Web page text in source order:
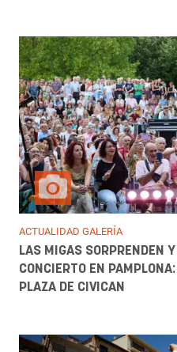
ACTUALIDAD GALERÍA
LAS MIGAS SORPRENDEN
CONCIERTO EN
PLAZA DE CIVICAN